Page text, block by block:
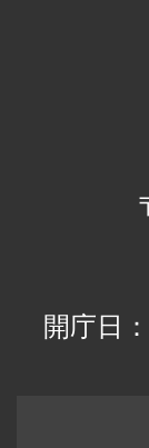
開庁日